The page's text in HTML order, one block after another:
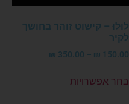
לוּלוּ – קישוט זוהר בחושך
לקיר
150.00
₪
–
350.00
₪
בחר אפשרויות